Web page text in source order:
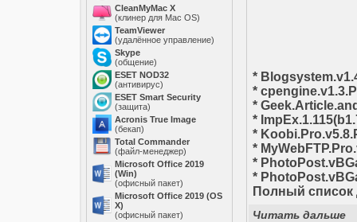
CleanMyMac X
(клинер для Mac OS)
TeamViewer
(удалённое управление)
Skype
(общение)
ESET NOD32
(антивирус)
ESET Smart Security
(защита)
Acronis True Image
(бекап)
Total Commander
(файл-менеджер)
Microsoft Office 2019
(Win)
(офисный пакет)
Microsoft Office 2019 (OS
X)
(офисный пакет)
*
*
*
*
*
*
*
*
Полный список
Читать дальше